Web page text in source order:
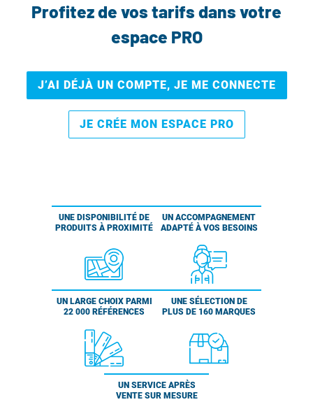
Profitez de vos tarifs dans votre
espace PRO
J’AI DÉJÀ UN COMPTE, JE ME CONNECTE
JE CRÉE MON ESPACE PRO
UNE DISPONIBILITÉ DE
PRODUITS À PROXIMITÉ
UN ACCOMPAGNEMENT
ADAPTÉ À VOS BESOINS
UN LARGE CHOIX PARMI
22 000 RÉFÉRENCES
UNE SÉLECTION DE
PLUS DE 160 MARQUES
UN SERVICE APRÈS
VENTE SUR MESURE